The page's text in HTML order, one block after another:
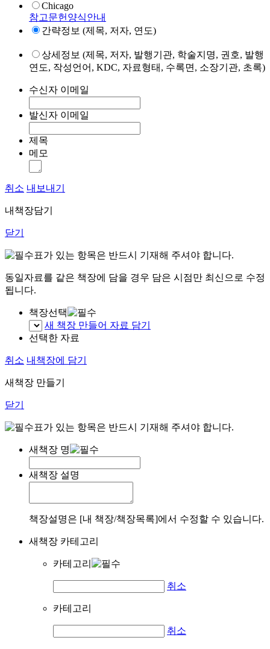
Chicago
참고문헌양식안내
간략정보 (제목, 저자, 연도)
상세정보 (제목, 저자, 발행기관, 학술지명, 권호, 발행
연도, 작성언어, KDC, 자료형태, 수록면, 소장기관, 초록)
수신자 이메일
발신자 이메일
제목
메모
취소 내보내기
내책장담기
닫기
표가 있는 항목은 반드시 기재해 주셔야 합니다.
동일자료를 같은 책장에 담을 경우 담은 시점만 최신으로 수정
됩니다.
책장선택
새 책장 만들어 자료 담기
선택한 자료
취소 내책장에 담기
새책장 만들기
닫기
표가 있는 항목은 반드시 기재해 주셔야 합니다.
새책장 명
새책장 설명
책장설명은 [내 책장/책장목록]에서 수정할 수 있습니다.
새책장 카테고리
카테고리
취소
카테고리
취소